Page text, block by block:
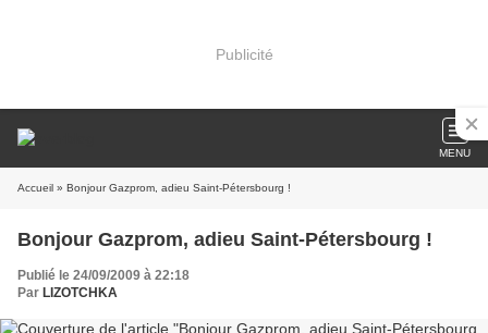
Publicité
MENU
Accueil » Bonjour Gazprom, adieu Saint-Pétersbourg !
Bonjour Gazprom, adieu Saint-Pétersbourg !
Publié le 24/09/2009 à 22:18
Par LIZOTCHKA